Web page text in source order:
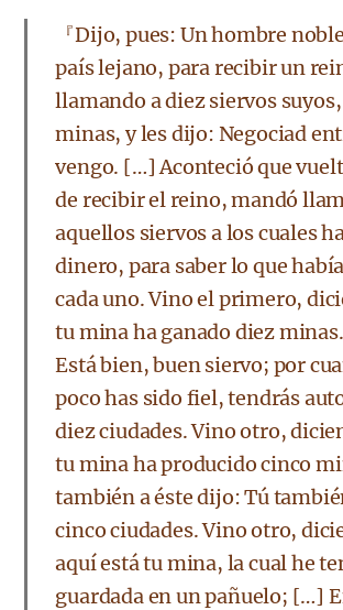
『Dijo, pues: Un hombre
país lejano, para recibir un
llamando a diez siervos
minas, y les dijo: Negociad
vengo. […] Aconteció que
de recibir el reino, mandó
aquellos siervos a los cuales
dinero, para saber lo que
cada uno. Vino el primero,
tu mina ha ganado diez
Está bien, buen siervo; por
poco has sido fiel, tendrás
diez ciudades. Vino otro,
tu mina ha producido cinco
también a éste dijo: Tú
cinco ciudades. Vino otro,
aquí está tu mina, la cual he
guardada en un pañuelo; […]